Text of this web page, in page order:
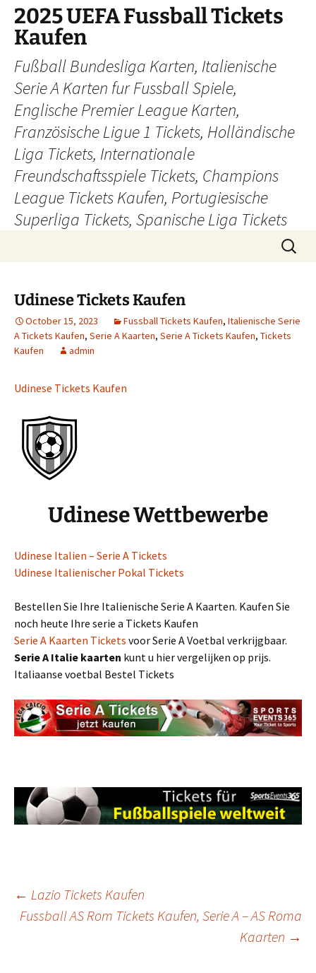
Skip
content
2025 UEFA Fussball Tickets
Kaufen
Fußball Bundesliga Karten, Italienische
Serie A Karten fur Fussball Spiele,
Englische Premier League Karten,
Französische Ligue 1 Tickets, Holländische
Liga Tickets, Internationale
Freundschaftsspiele Tickets, Champions
League Tickets Kaufen, Portugiesische
Superliga Tickets, Spanische Liga Tickets
Search
for:
Udinese Tickets Kaufen
October 15, 2023 Fussball Tickets Kaufen, Italienische Serie
A Tickets Kaufen, Serie A Kaarten, Serie A Tickets Kaufen, Tickets
Kaufen
admin
Udinese Tickets Kaufen
Udinese Wettbewerbe
Udinese Italien – Serie A Tickets
Udinese Italienischer Pokal Tickets
Bestellen Sie Ihre Italienische Serie A Kaarten. Kaufen Sie
noch heute Ihre serie a Tickets Kaufen
Serie A Kaarten Tickets voor Serie A Voetbal verkrijgbaar.
Serie A Italie kaarten kunt u hier vergelijken op prijs.
Italiaanse voetbal Bestel Tickets
Post
← Lazio Tickets Kaufen
Fussball AS Rom Tickets Kaufen, Serie A – AS Roma
Kaarten →